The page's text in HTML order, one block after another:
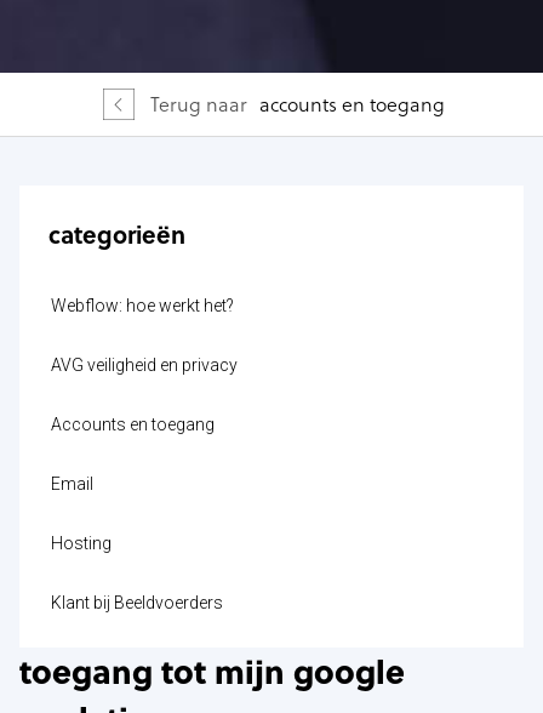
Terug naar accounts en toegang
categorieën
Webflow: hoe werkt het?
AVG veiligheid en privacy
Accounts en toegang
Email
Hosting
Klant bij Beeldvoerders
toegang tot mijn google